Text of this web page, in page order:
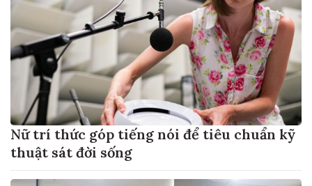
Nữ trí thức góp tiếng nói để tiêu chuẩn kỹ
thuật sát đời sống